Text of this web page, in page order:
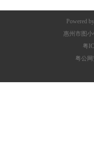
Powered by
惠州市图
粤
粤公网